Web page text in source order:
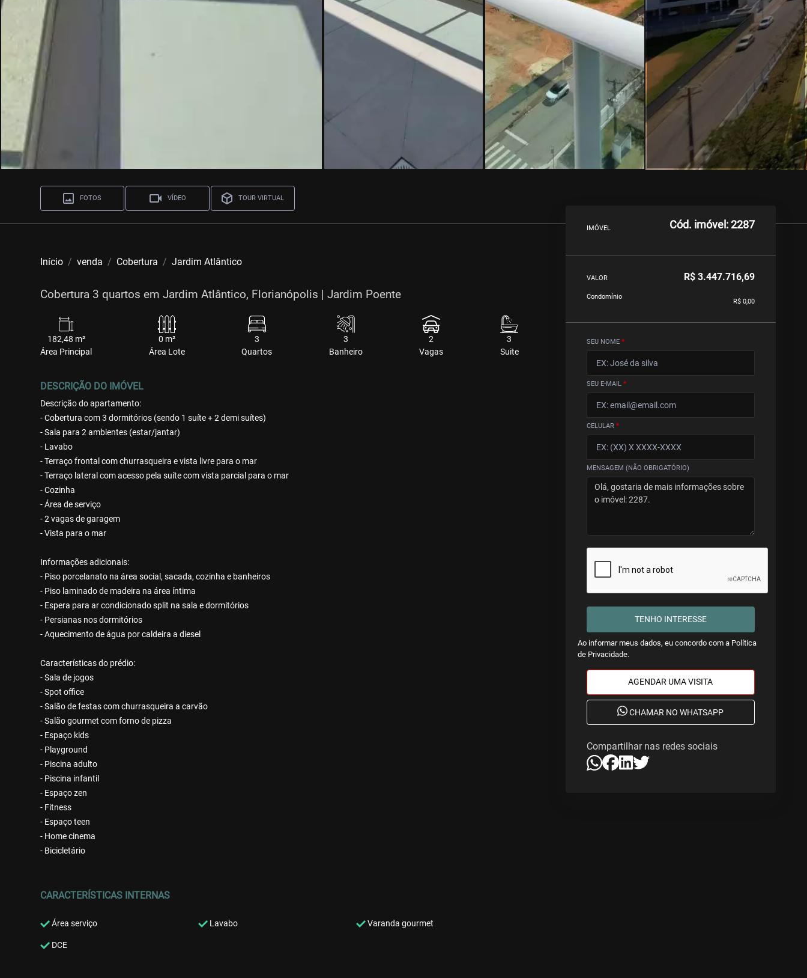
FOTOS VÍDEO TOUR VIRTUAL
Início venda Cobertura Jardim Atlântico
Cobertura 3 quartos em Jardim Atlântico, Florianópolis | Jardim Poente
182,48 m²
Área Principal
0 m²
Área Lote
3
Quartos
3
Banheiro
2
Vagas
3
Suite
DESCRIÇÃO DO IMÓVEL
Descrição do apartamento:
- Cobertura com 3 dormitórios (sendo 1 suíte + 2 demi suítes)
- Sala para 2 ambientes (estar/jantar)
- Lavabo
- Terraço frontal com churrasqueira e vista livre para o mar
- Terraço lateral com acesso pela suíte com vista parcial para o mar
- Cozinha
- Área de serviço
- 2 vagas de garagem
- Vista para o mar
Informações adicionais:
- Piso porcelanato na área social, sacada, cozinha e banheiros
- Piso laminado de madeira na área íntima
- Espera para ar condicionado split na sala e dormitórios
- Persianas nos dormitórios
- Aquecimento de água por caldeira a diesel
Características do prédio:
- Sala de jogos
- Spot office
- Salão de festas com churrasqueira a carvão
- Salão gourmet com forno de pizza
- Espaço kids
- Playground
- Piscina adulto
- Piscina infantil
- Espaço zen
- Fitness
- Espaço teen
- Home cinema
- Bicicletário
CARACTERÍSTICAS INTERNAS
Área serviço Lavabo Varanda gourmet
DCE
IMÓVEL Cód. imóvel: 2287
VALOR R$ 3.447.716,69
Condomínio
R$ 0,00
SEU NOME *
SEU E-MAIL *
CELULAR *
MENSAGEM (NÃO OBRIGATÓRIO)
TENHO INTERESSE
Ao informar meus dados, eu concordo com a Política
de Privacidade.
AGENDAR UMA VISITA
CHAMAR NO WHATSAPP
Compartilhar nas redes sociais